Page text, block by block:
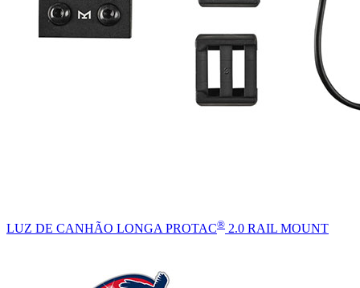
LUZ DE CANHÃO LONGA PROTAC® 2.0 RAIL MOUNT